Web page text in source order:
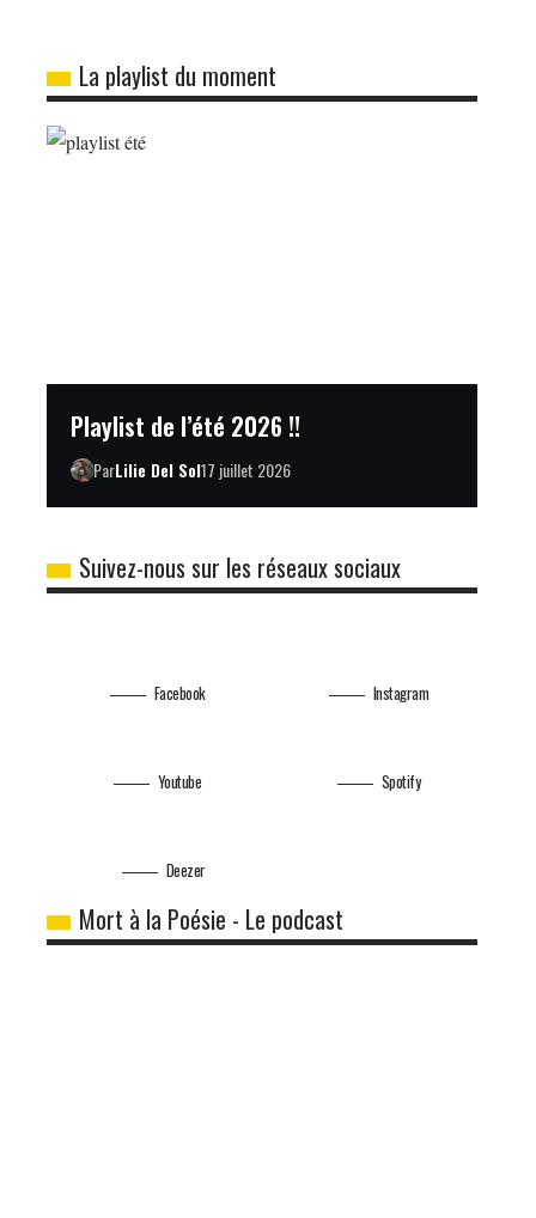
La playlist du moment
Playlist de l’été 2026 !!
ParLilie Del Sol17 juillet 2026
Suivez-nous sur les réseaux sociaux
Facebook
Youtube
Instagram
Spotify
Deezer
Mort à la Poésie - Le podcast